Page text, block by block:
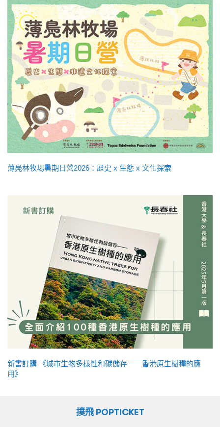
薄鳧林牧場暑期日營2026：歷史 x 生態 x 文化探索
新書訂購 《城市生物多樣性和碳儲存——香港原生樹種的應
用》
撲飛 POPTICKET